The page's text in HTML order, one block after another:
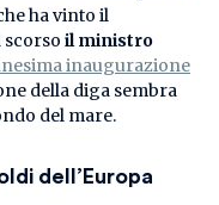
ha vinto il
scorso il ministro
inaugurazione
della diga sembra
del mare.
dell’Europa